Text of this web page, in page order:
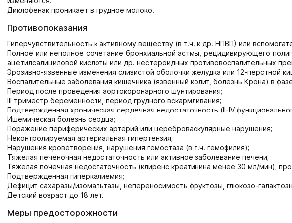
Диклофенак проникает в грудное молоко.
Противопоказания
Гиперчувствительность к активному веществу (в т.ч. к др. НПВП) или
Полное или неполное сочетание бронхиальной астмы, рецидивирующего
ацетилсалициловой кислоты или др. нестероидных противовоспалительных
Эрозивно-язвенные изменения слизистой оболочки желудка или 12-перстной
Воспалительные заболевания кишечника (язвенный колит, болезнь Крона) в
Период после проведения аортокоронарного шунтирования;
III триместр беременности, период грудного вскармливания;
Подтвержденная хроническая сердечная недостаточность (II-IV
Ишемическая болезнь сердца;
Поражение периферических артерий или цереброваскулярные нарушения;
Неконтролируемая артериальная гипертензия;
Нарушения кроветворения, нарушения гемостаза (в т.ч. гемофилия);
Тяжелая печеночная недостаточность или активное заболевание печени;
Тяжелая почечная недостаточность (клиренс креатинина менее 30 мл/мин);
Подтвержденная гиперкалиемия;
Дефицит сахаразы/изомальтазы, непереносимость фруктозы, глюкозо-
Детский возраст до 18 лет.
Меры предосторожности